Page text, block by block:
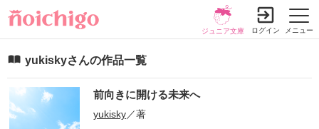
メニュー
ジュニア文庫 ログイン
yukiskyさんの作品一覧
前向きに開ける未来へ
yukisky／著